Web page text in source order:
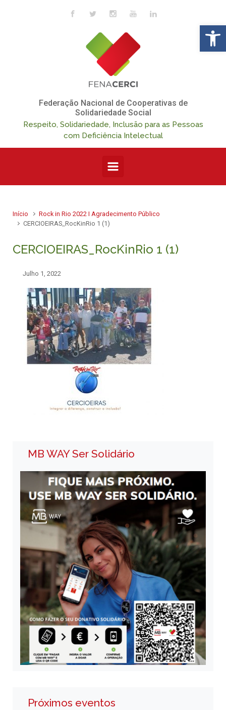
Skip to main content
Federação Nacional de Cooperativas de
Solidariedade Social
Respeito, Solidariedade, Inclusão para as Pessoas
com Deficiência Intelectual
Início
Rock in Rio 2022 I Agradecimento Público
CERCIOEIRAS_RocKinRio 1 (1)
CERCIOEIRAS_RocKinRio 1 (1)
Julho 1, 2022
MB WAY Ser Solidário
Próximos eventos